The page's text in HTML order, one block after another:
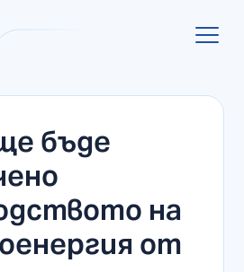
бъде
на
от